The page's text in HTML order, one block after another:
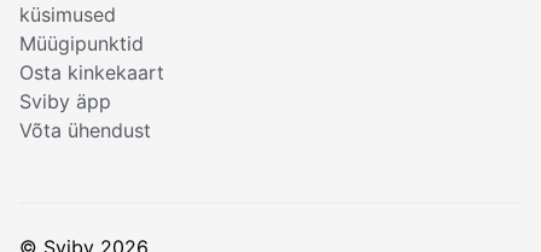
küsimused
Müügipunktid
Osta kinkekaart
Sviby äpp
Võta ühendust